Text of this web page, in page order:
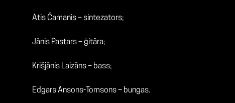
Atis Čamanis – sintezators;
Jānis Pastars – ģitāra;
Krišjānis Laizāns – bass;
Edgars Ansons-Tomsons – bungas.